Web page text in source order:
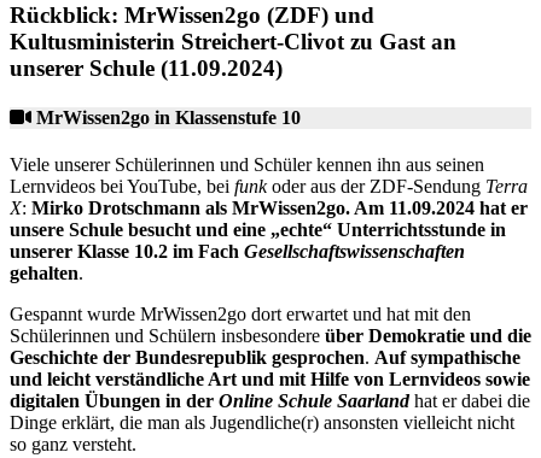
Rückblick: MrWissen2go (ZDF) und
Kultusministerin Streichert-Clivot zu Gast an
unserer Schule (11.09.2024)
MrWissen2go in Klassenstufe 10
Viele unserer Schülerinnen und Schüler kennen ihn aus seinen
Lernvideos bei YouTube, bei funkoder aus der ZDF-Sendung Terra
X: Mirko Drotschmann als MrWissen2go. Am 11.09.2024 hat er
unsere Schule besucht und eine „echte“ Unterrichtsstunde in
unserer Klasse 10.2 im Fach Gesellschaftswissenschaften
gehalten.
Gespannt wurde MrWissen2go dort erwartet und hat mit den
Schülerinnen und Schülern insbesondere über Demokratie und die
Geschichte der Bundesrepublik gesprochen. Auf sympathische
und leicht verständliche Art und mit Hilfe von Lernvideos sowie
digitalen Übungen in der Online Schule Saarlandhat er dabei die
Dinge erklärt, die man als Jugendliche(r) ansonsten vielleicht nicht
so ganz versteht.